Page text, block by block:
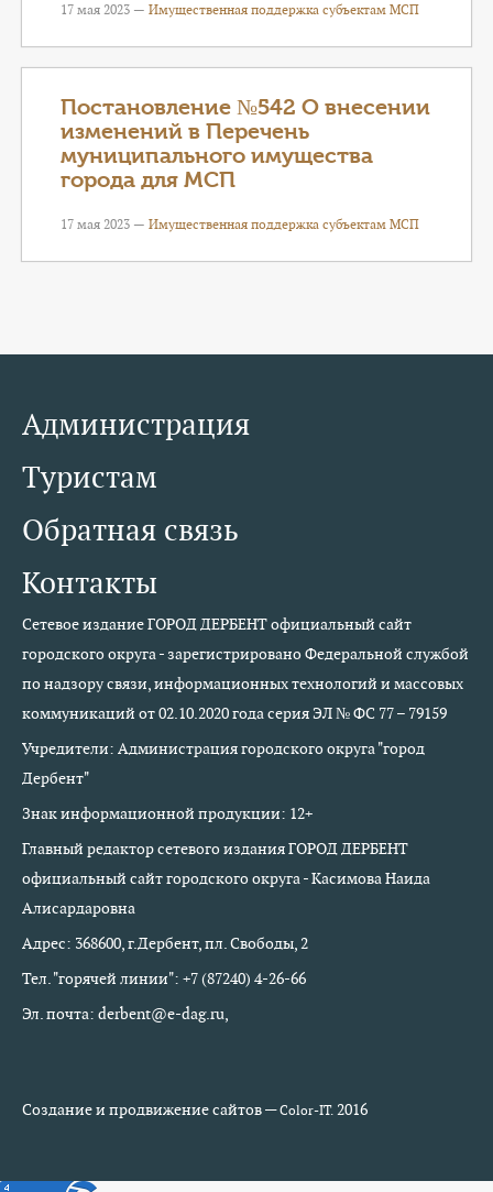
17 мая 2023 — Имущественная поддержка субъектам МСП
Постановление №542 О внесении
изменений в Перечень
муниципального имущества
города для МСП
17 мая 2023 — Имущественная поддержка субъектам МСП
Администрация
Туристам
Обратная связь
Контакты
Сетевое издание ГОРОД ДЕРБЕНТ официальный сайт
городского округа - зарегистрировано Федеральной службой
по надзору связи, информационных технологий и массовых
коммуникаций от 02.10.2020 года серия ЭЛ № ФС 77 – 79159
Учредители: Администрация городского округа "город
Дербент"
Знак информационной продукции: 12+
Главный редактор сетевого издания ГОРОД ДЕРБЕНТ
официальный сайт городского округа - Касимова Наида
Алисардаровна
Адрес: 368600, г.Дербент, пл. Свободы, 2
Тел. "горячей линии": +7 (87240) 4-26-66
Эл. почта: derbent@e-dag.ru,
Создание и продвижение сайтов —Color-IT.2016